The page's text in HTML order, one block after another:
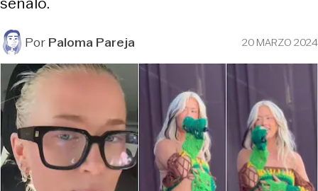
PorPaloma Pareja 20 MARZO 2024